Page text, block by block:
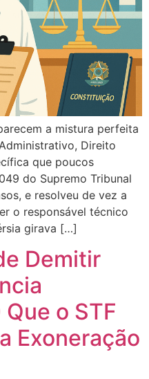
a mistura perfeita
Direito
que poucos
do Supremo Tribunal
e resolveu de vez a
o responsável técnico
girava […]
Demitir
o STF
Exoneração